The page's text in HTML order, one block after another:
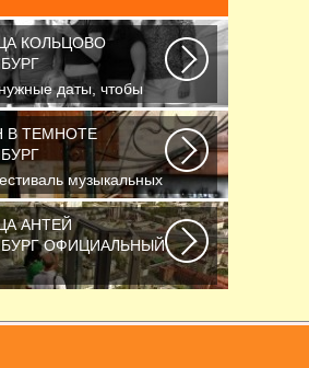
КОЛЬЦОВО
даты, чтобы
— Название номера
В ТЕМНОТЕ
музыкальных
также, как и
АНТЕЙ
ОФИЦИАЛЬНЫЙ
считается третьим